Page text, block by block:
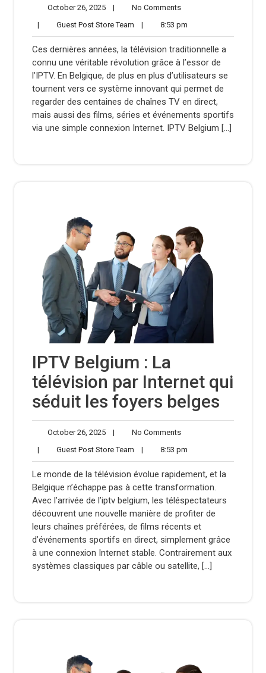
October 26, 2025October
2025
| No CommentsNo
| Guest Post Store Team Guest
Post
Store
Team
| 8:53 pm
pm
Ces dernières années, la télévision traditionnelle a
connu une véritable révolution grâce à l’essor de
l’IPTV. En Belgique, de plus en plus d’utilisateurs se
tournent vers ce système innovant qui permet de
regarder des centaines de chaînes TV en direct,
mais aussi des films, séries et événements sportifs
via une simple connexion Internet. IPTV Belgium […]
IPTV Belgium : La
télévision par Internet qui
séduit les foyers belges
October 26, 2025October
2025
| No CommentsNo
| Guest Post Store Team Guest
Post
Store
Team
| 8:53 pm
pm
Le monde de la télévision évolue rapidement, et la
Belgique n’échappe pas à cette transformation.
Avec l’arrivée de l’iptv belgium, les téléspectateurs
découvrent une nouvelle manière de profiter de
leurs chaînes préférées, de films récents et
d’événements sportifs en direct, simplement grâce
à une connexion Internet stable. Contrairement aux
systèmes classiques par câble ou satellite, […]